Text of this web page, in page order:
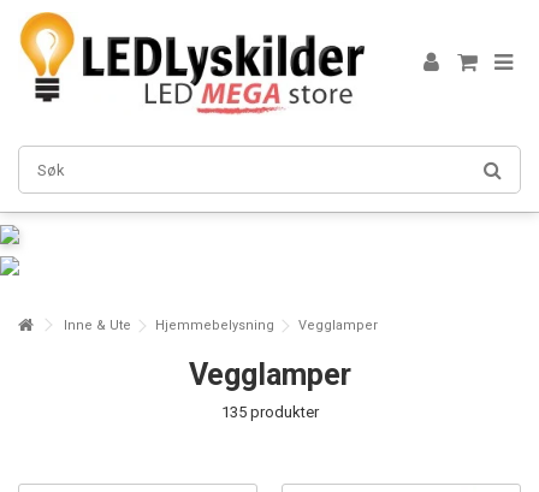
Inne & Ute Hjemmebelysning Vegglamper
Vegglamper
135 produkter